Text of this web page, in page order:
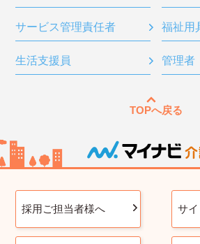
サービス管理責任者 福祉用
生活支援員 管理者
TOPへ戻る
採用ご担当者様へ サ